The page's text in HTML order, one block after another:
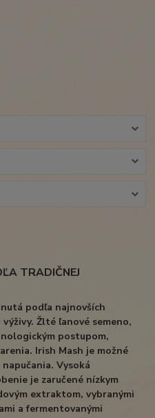
TRADIČNEJ
podľa najnovších
Žlté ľanové semeno,
postupom,
Irish Mash je možné
Vysoká
je zaručené nízkym
extraktom, vybranými
a fermentovanými